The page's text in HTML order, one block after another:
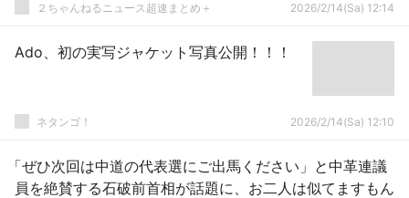
２ちゃんねるニュース超速まとめ＋ 2026/2/14(Sa) 12:14
Ado、初の実写ジャケット写真公開！！！
ネタンゴ！ 2026/2/14(Sa) 12:10
「ぜひ次回は中道の代表選にご出馬ください」と中革連議
員を絶賛する石破前首相が話題に、お二人は似てますもん